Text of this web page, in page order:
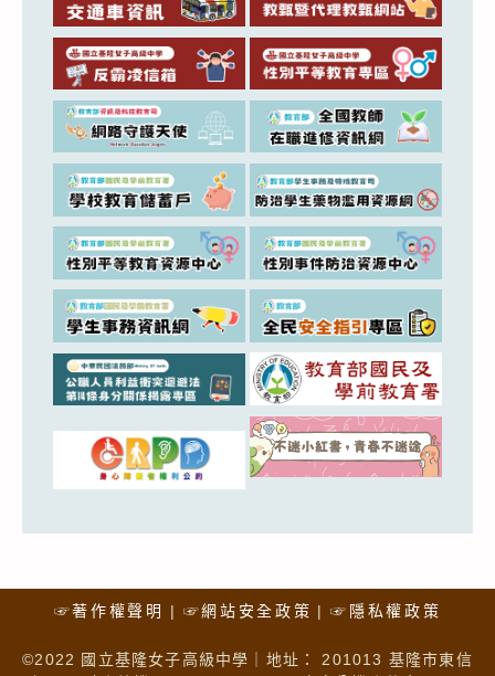
☞著作權聲明 ☞網站安全政策 ☞隱私權政策
©2022 國立基隆女子高級中學｜地址： 201013 基隆市東信